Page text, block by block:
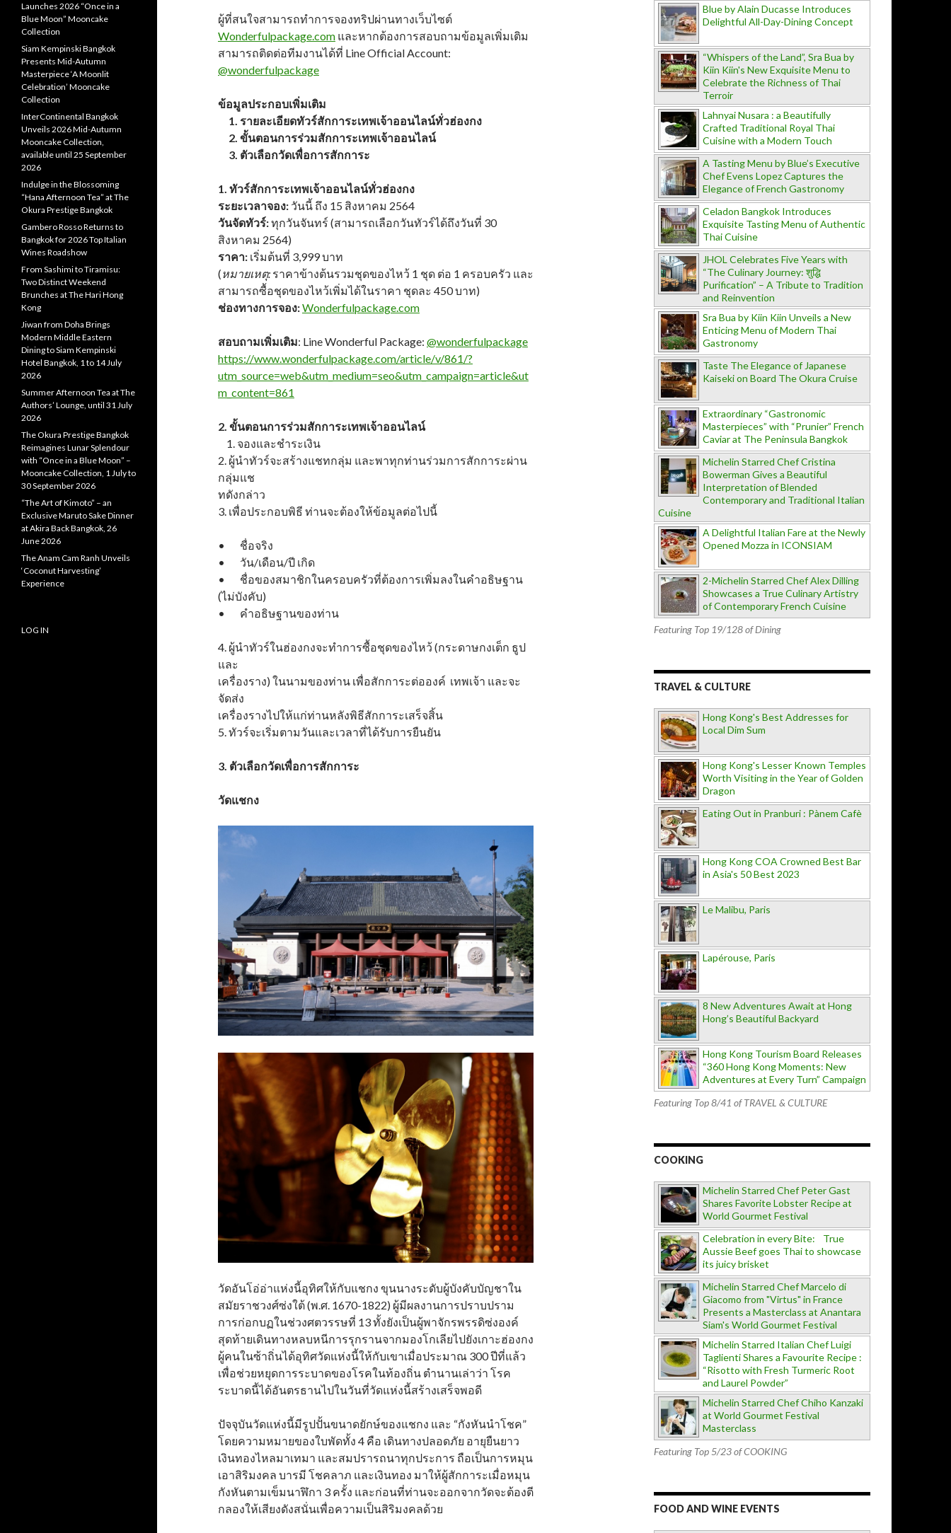
ผู้ที่สนใจสามารถทำการจองทริปผ่านทางเว็บไซต์
Wonderfulpackage.com และหากต้องการสอบถามข้อมูลเพิ่มเติม
สามารถติดต่อทีมงานได้ที่ Line Official Account:
@wonderfulpackage
ข้อมูลประกอบเพิ่มเติม
1. รายละเอียดทัวร์สักการะเทพเจ้าออนไลน์ทั่วฮ่องกง
2. ขั้นตอนการร่วมสักการะเทพเจ้าออนไลน์
3. ตัวเลือกวัดเพื่อการสักการะ
1. ทัวร์สักการะเทพเจ้าออนไลน์ทั่วฮ่องกง
ระยะเวลาจอง: วันนี้ ถึง 15 สิงหาคม 2564
วันจัดทัวร์:ทุกวันจันทร์ (สามารถเลือกวันทัวร์ได้ถึงวันที่ 30
สิงหาคม 2564)
ราคา: เริ่มต้นที่ 3,999 บาท
(หมายเหตุ: ราคาข้างต้นรวมชุดของไหว้ 1 ชุด ต่อ 1 ครอบครัว และ
สามารถซื้อชุดของไหว้เพิ่มได้ในราคา ชุดละ 450 บาท)
ช่องทางการจอง:Wonderfulpackage.com
สอบถามเพิ่มเติม: Line Wonderful Package: @wonderfulpackage
https://www.wonderfulpackage.com/article/v/861/?
utm_source=web&utm_medium=seo&utm_campaign=article&ut
m_content=861
2. ขั้นตอนการร่วมสักการะเทพเจ้าออนไลน์
1. จองและชำระเงิน
2. ผู้นำทัวร์จะสร้างแชทกลุ่ม และพาทุกท่านร่วมการสักการะผ่าน
กลุ่มแช
ทดังกล่าว
3. เพื่อประกอบพิธี ท่านจะต้องให้ข้อมูลต่อไปนี้
• ชื่อจริง
• วัน/เดือน/ปี เกิด
• ชื่อของสมาชิกในครอบครัวที่ต้องการเพิ่มลงในคำอธิษฐาน
(ไม่บังคับ)
• คำอธิษฐานของท่าน
4. ผู้นำทัวร์ในฮ่องกงจะทำการซื้อชุดของไหว้ (กระดาษกงเต็ก ธูป
และ
เครื่องราง) ในนามของท่าน เพื่อสักการะต่อองค์ เทพเจ้า และจะ
จัดส่ง
เครื่องรางไปให้แก่ท่านหลังพิธีสักการะเสร็จสิ้น
5. ทัวร์จะเริ่มตามวันและเวลาที่ได้รับการยืนยัน
3. ตัวเลือกวัดเพื่อการสักการะ
วัดแชกง
วัดอันโอ่อ่าแห่งนี้อุทิศให้กับแชกง ขุนนางระดับผู้บังคับบัญชาใน
สมัยราชวงศ์ซ่งใต้ (พ.ศ. 1670-1822) ผู้มีผลงานการปราบปราม
การก่อกบฏในช่วงศตวรรษที่ 13 ทั้งยังเป็นผู้พาจักรพรรดิซ่งองค์
สุดท้ายเดินทางหลบหนีการรุกรานจากมองโกเลียไปยังเกาะฮ่องกง
ผู้คนในซ้าถิ่นได้อุทิศวัดแห่งนี้ให้กับเขาเมื่อประมาณ 300 ปีที่แล้ว
เพื่อช่วยหยุดการระบาดของโรคในท้องถิ่น ตำนานเล่าว่า โรค
ระบาดนี้ได้อันตรธานไปในวันที่วัดแห่งนี้สร้างเสร็จพอดี
ปัจจุบันวัดแห่งนี้มีรูปปั้นขนาดยักษ์ของแชกง และ “กังหันนำโชค”
โดยความหมายของใบพัดทั้ง 4 คือ เดินทางปลอดภัย อายุยืนยาว
เงินทองไหลมาเทมา และสมปรารถนาทุกประการ ถือเป็นการหมุน
เอาสิริมงคล บารมี โชคลาภ และเงินทอง มาให้ผู้สักการะเมื่อหมุน
กังหันตามเข็มนาฬิกา 3 ครั้ง และก่อนที่ท่านจะออกจากวัดจะต้องตี
กลองให้เสียงดังสนั่นเพื่อความเป็นสิริมงคลด้วย
Blue by Alain Ducasse Introduces
Delightful All-Day-Dining Concept
“Whispers of the Land”, Sra Bua by
Kiin Kiin's New Exquisite Menu to
Celebrate the Richness of Thai
Terroir
Lahnyai Nusara : a Beautifully
Crafted Traditional Royal Thai
Cuisine with a Modern Touch
A Tasting Menu by Blue’s Executive
Chef Evens Lopez Captures the
Elegance of French Gastronomy
Celadon Bangkok Introduces
Exquisite Tasting Menu of Authentic
Thai Cuisine
JHOL Celebrates Five Years with
“The Culinary Journey: शुद्धि
Purification” – A Tribute to Tradition
and Reinvention
Sra Bua by Kiin Kiin Unveils a New
Enticing Menu of Modern Thai
Gastronomy
Taste The Elegance of Japanese
Kaiseki on Board The Okura Cruise
Extraordinary “Gastronomic
Masterpieces” with “Prunier” French
Caviar at The Peninsula Bangkok
Michelin Starred Chef Cristina
Bowerman Gives a Beautiful
Interpretation of Blended
Contemporary and Traditional Italian
Cuisine
A Delightful Italian Fare at the Newly
Opened Mozza in ICONSIAM
2-Michelin Starred Chef Alex Dilling
Showcases a True Culinary Artistry
of Contemporary French Cuisine
Featuring Top 19/128 of Dining
TRAVEL & CULTURE
Hong Kong's Best Addresses for
Local Dim Sum
Hong Kong's Lesser Known Temples
Worth Visiting in the Year of Golden
Dragon
Eating Out in Pranburi : Pànem Cafè
Hong Kong COA Crowned Best Bar
in Asia's 50 Best 2023
Le Malibu, Paris
Lapérouse, Paris
8 New Adventures Await at Hong
Hong’s Beautiful Backyard
Hong Kong Tourism Board Releases
“360 Hong Kong Moments: New
Adventures at Every Turn” Campaign
Featuring Top 8/41 of TRAVEL & CULTURE
COOKING
Michelin Starred Chef Peter Gast
Shares Favorite Lobster Recipe at
World Gourmet Festival
Celebration in every Bite: True
Aussie Beef goes Thai to showcase
its juicy brisket
Michelin Starred Chef Marcelo di
Giacomo from "Virtus" in France
Presents a Masterclass at Anantara
Siam's World Gourmet Festival
Michelin Starred Italian Chef Luigi
Taglienti Shares a Favourite Recipe :
“Risotto with Fresh Turmeric Root
and Laurel Powder”
Michelin Starred Chef Chiho Kanzaki
at World Gourmet Festival
Masterclass
Featuring Top 5/23 of COOKING
FOOD AND WINE EVENTS
Launches 2026 “Once in a
Blue Moon” Mooncake
Collection
Siam Kempinski Bangkok
Presents Mid-Autumn
Masterpiece ‘A Moonlit
Celebration’ Mooncake
Collection
InterContinental Bangkok
Unveils 2026 Mid-Autumn
Mooncake Collection,
available until 25 September
2026
Indulge in the Blossoming
“Hana Afternoon Tea” at The
Okura Prestige Bangkok
Gambero Rosso Returns to
Bangkok for 2026 Top Italian
Wines Roadshow
From Sashimi to Tiramisu:
Two Distinct Weekend
Brunches at The Hari Hong
Kong
Jiwan from Doha Brings
Modern Middle Eastern
Dining to Siam Kempinski
Hotel Bangkok, 1 to 14 July
2026
Summer Afternoon Tea at The
Authors’ Lounge, until 31 July
2026
The Okura Prestige Bangkok
Reimagines Lunar Splendour
with “Once in a Blue Moon” –
Mooncake Collection, 1 July to
30 September 2026
“The Art of Kimoto” – an
Exclusive Maruto Sake Dinner
at Akira Back Bangkok, 26
June 2026
The Anam Cam Ranh Unveils
‘Coconut Harvesting’
Experience
LOG IN